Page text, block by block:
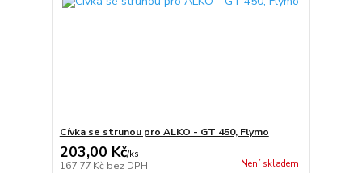
Cívka se strunou pro ALKO - GT 450, Flymo
203,00 Kč/ks
167,77 Kč bez DPH Není skladem